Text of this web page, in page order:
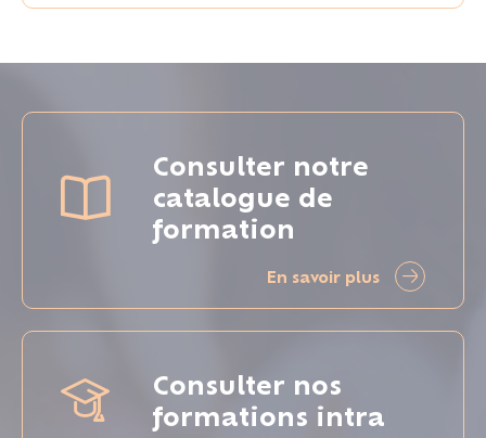
Consulter notre
catalogue de
formation
En savoir plus
Consulter nos
formations intra